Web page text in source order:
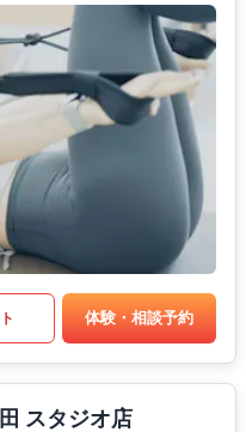
体験・相談予約
スタジオ店